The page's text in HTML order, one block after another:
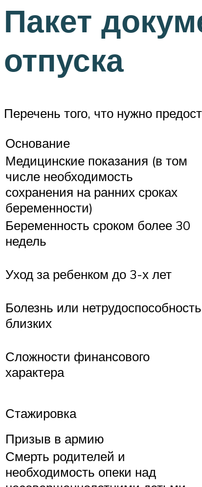
Пакет
отпуска
Перечень того, что нужно
Основание
Медицинские показания (в том
числе необходимость
сохранения на ранних сроках
беременности)
Беременность сроком более 30
недель
Уход за ребенком до 3-х лет
Болезнь или нетрудоспособность
близких
Сложности финансового
характера
Стажировка
Призыв в армию
Смерть родителей и
необходимость опеки над